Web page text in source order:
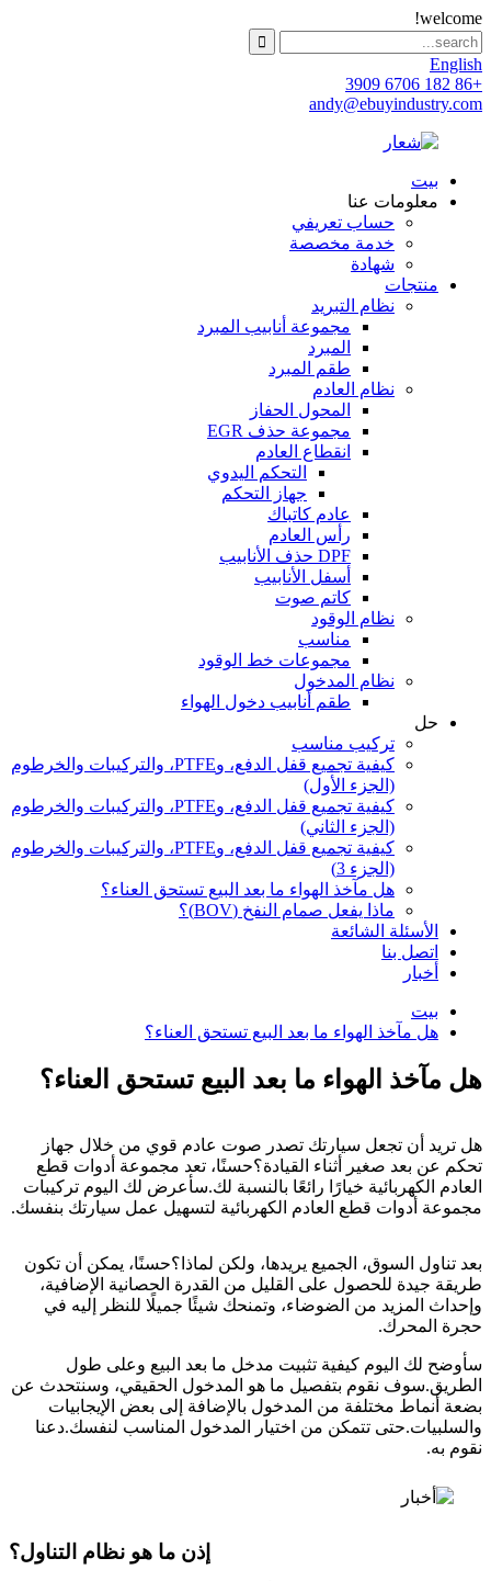
welcome!
English
+86 182 6706 3909
andy@ebuyindustry.com
بيت
معلومات عنا
حساب تعريفي
خدمة مخصصة
شهادة
منتجات
نظام التبريد
مجموعة أنابيب المبرد
المبرد
طقم المبرد
نظام العادم
المحول الحفاز
مجموعة حذف EGR
انقطاع العادم
التحكم اليدوي
جهاز التحكم
عادم كاتباك
رأس العادم
DPF حذف الأنابيب
أسفل الأنابيب
كاتم صوت
نظام الوقود
مناسب
مجموعات خط الوقود
نظام المدخول
طقم أنابيب دخول الهواء
حل
تركيب مناسب
كيفية تجميع قفل الدفع، وPTFE، والتركيبات والخرطوم
(الجزء الأول)
كيفية تجميع قفل الدفع، وPTFE، والتركيبات والخرطوم
(الجزء الثاني)
كيفية تجميع قفل الدفع، وPTFE، والتركيبات والخرطوم
(الجزء 3)
هل مآخذ الهواء ما بعد البيع تستحق العناء؟
ماذا يفعل صمام النفخ (BOV)؟
الأسئلة الشائعة
اتصل بنا
أخبار
بيت
هل مآخذ الهواء ما بعد البيع تستحق العناء؟
هل مآخذ الهواء ما بعد البيع تستحق العناء؟
هل تريد أن تجعل سيارتك تصدر صوت عادم قوي من خلال جهاز
تحكم عن بعد صغير أثناء القيادة؟حسنًا، تعد مجموعة أدوات قطع
العادم الكهربائية خيارًا رائعًا بالنسبة لك.سأعرض لك اليوم تركيبات
مجموعة أدوات قطع العادم الكهربائية لتسهيل عمل سيارتك بنفسك.
بعد تناول السوق، الجميع يريدها، ولكن لماذا؟حسنًا، يمكن أن تكون
طريقة جيدة للحصول على القليل من القدرة الحصانية الإضافية،
وإحداث المزيد من الضوضاء، وتمنحك شيئًا جميلًا للنظر إليه في
حجرة المحرك.
سأوضح لك اليوم كيفية تثبيت مدخل ما بعد البيع وعلى طول
الطريق.سوف نقوم بتفصيل ما هو المدخول الحقيقي، وسنتحدث عن
بضعة أنماط مختلفة من المدخول بالإضافة إلى بعض الإيجابيات
والسلبيات.حتى تتمكن من اختيار المدخول المناسب لنفسك.دعنا
نقوم به.
إذن ما هو نظام التناول؟